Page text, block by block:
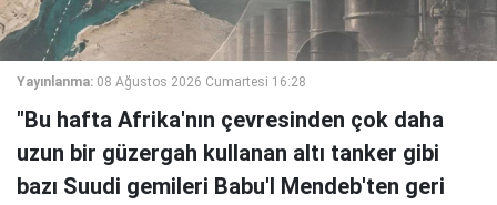
Yayınlanma: 08 Ağustos 2026 Cumartesi 16:28
"Bu hafta Afrika'nın çevresinden çok daha
uzun bir güzergah kullanan altı tanker gibi
bazı Suudi gemileri Babu'l Mendeb'ten geri